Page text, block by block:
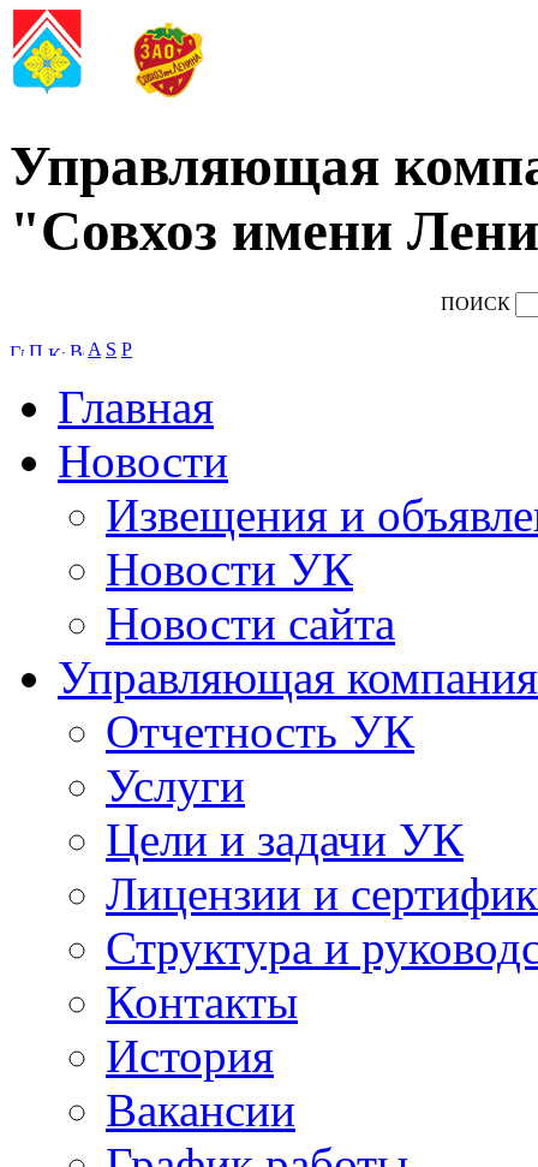
Управляющая
"Совхоз имени
ПОИСК
A S P
Главная
Новости
Извещения и
Новости УК
Новости сайта
Управляющая компания
Отчетность УК
Услуги
Цели и задачи УК
Лицензии и
Структура и
Контакты
История
Вакансии